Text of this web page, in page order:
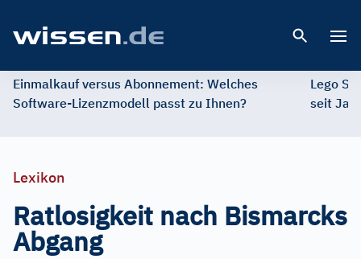
Einmalkauf versus Abonnement: Welches
Software-Lizenzmodell passt zu Ihnen?
Lego
seit
Lexikon
Ratlosigkeit nach Bismarcks
Abgang